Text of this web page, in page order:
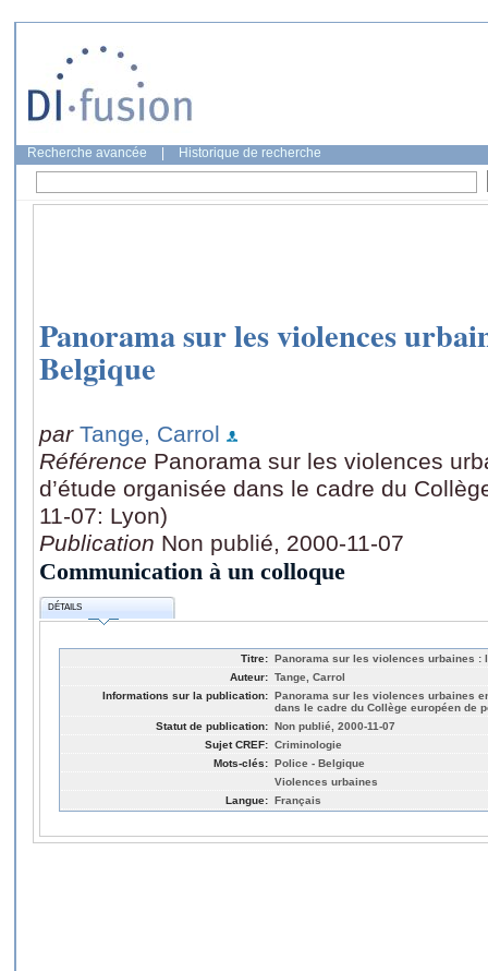
Recherche avancée Historique de recherche
Panorama sur les violences
Belgique
par Tange, Carrol
Référence Panorama sur les violences
d’étude organisée dans le cadre du
11-07: Lyon)
Publication Non publié, 2000-11-07
Communication à un colloque
DÉTAILS
Titre: Panorama sur les violences urbaines :
Auteur: Tange, Carrol
Informations sur la publication: Panorama sur les violences urbaines
dans le cadre du Collège européen de
Statut de publication: Non publié, 2000-11-07
Sujet CREF: Criminologie
Mots-clés: Police - Belgique
Violences urbaines
Langue: Français